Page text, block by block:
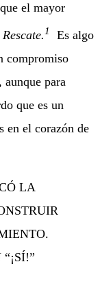
el mayor
1
Es algo
compromiso
para
que es un
en el corazón de
LA